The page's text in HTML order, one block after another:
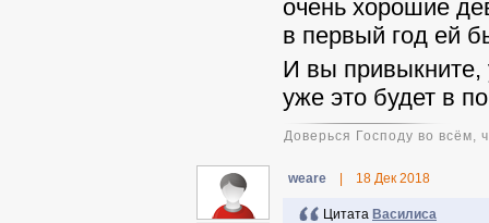
очень хорошие
в первый год ей
И вы привыкните,
уже это будет в
Доверься Господу во всём,
weare 18 Дек 2018
Цитата Василиса